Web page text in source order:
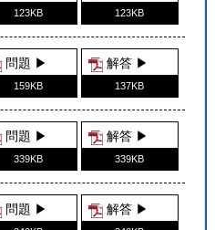
123KB 123KB
問題 ▶︎
159KB
解答 ▶︎
137KB
問題 ▶︎
339KB
解答 ▶︎
339KB
問題 ▶︎ 解答 ▶︎